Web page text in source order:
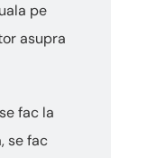
pe
asupra
fac la
se fac